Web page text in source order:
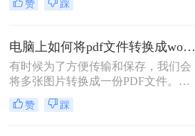
后用PDF文件用来传输和打印；但很
辑，所以我们会选择将PDF转Word再
来进行修改；那今天我们就来分享
PDF转成Word文档的方法吧！
赞 踩
电脑上如何将pdf文件转换成word文档格式？这三个方法转换效率很高！
有时候为了方便传输和保存，我们会
将多张图片转换成一份PDF文件。如
果是电脑客户端转换，操作起来没有
任何难度，可如果需要在线上进行转
赞 踩